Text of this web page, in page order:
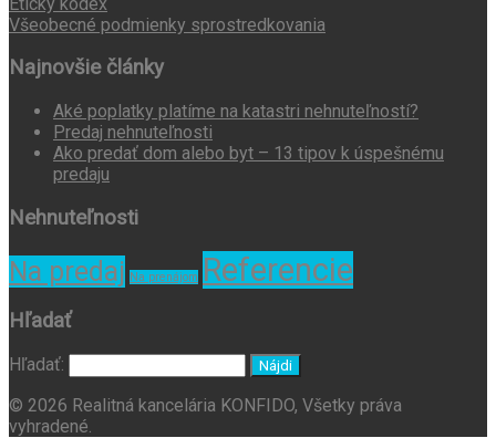
Všeobecné podmienky sprostredkovania
Najnovšie články
Aké poplatky platíme na katastri nehnuteľností?
Predaj nehnuteľnosti
Ako predať dom alebo byt – 13 tipov k úspešnému
predaju
Nehnuteľnosti
Na predaj Na prenájom Referencie
Hľadať
Hľadať:
© 2026 Realitná kancelária KONFIDO, Všetky práva
vyhradené.